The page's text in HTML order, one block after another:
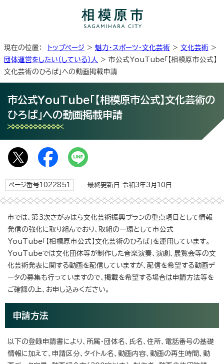
現在の位置： トップページ > 魅力・スポーツ・文化芸術 > 文化芸術 >
団体運営をしたい（している）人
> 市公式YouTube「【相模原市公式】
文化芸術のひろば」への動画掲載申請
市公式YouTube「【相模原市公式】文化芸術の
ひろば」への動画掲載申請
ページ番号1022851 最終更新日 令和3年3月10日
市では、第3次さがみはら文化芸術振興プランの重点項目として情報
発信の強化に取り組んでおり、取組の一環として市公式
YouTube「【相模原市公式】文化芸術のひろば」を運用しています。
YouTubeでは文化団体等が制作した音楽演奏、演劇、展覧会等の文
化芸術発表に関する動画を配信していますが、配信を希望する動画デ
ータの募集も行っていますので、掲載を希望する場合は申請方法等を
ご確認の上、お申し込みください。
申請方法
以下の登録申請書により、所属・団体名、氏名、住所、電話番号の基礎
情報に加えて、申請区分、タイトル名、動画内容、動画の再生時間、動